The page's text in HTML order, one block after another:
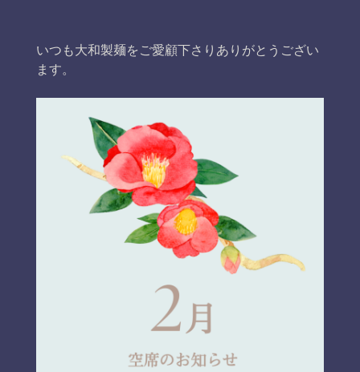
いつも大和製麺をご愛顧下さりありがとうござい
ます。